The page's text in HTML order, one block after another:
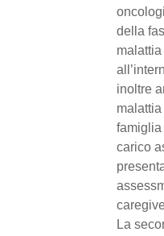
della
inoltre
famiglia
carico
La